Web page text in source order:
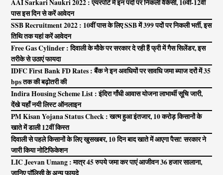
AAI Sarkari Naukri 2022 : एयरपोर्ट में इन पदों पर निकली वैकेंसी, 10वीं-12वीं
पास इस दिन से करें आवेदन
SSB Recruitment 2022 : 10वीं पास के लिए SSB में 399 पदों पर निकली भर्ती, इस
तिथि तक यहां करें आवेदन
Free Gas Cylinder : दिवाली के मौके पर सरकार दे रही हैं फ्री में गैस सिलेंडर, इस
तरीके से उठाएं फायदा
IDFC First Bank FD Rates : बैंक ने इन अवधियों पर सावधि जमा ब्याज दरों में 35
bps तक की बढ़ोतरी की
Indira Housing Scheme List : इंदिरा गाँधी आवास योजना लाभार्थी सूचि जारी,
देंखे यहाँ नयी लिस्ट ऑनलाइन
PM Kisan Yojana Status Check : खत्म हुआ इंतजार, 10 करोड़ किसानों के
खाते में डाली 12वीं क‍िस्‍त
दिवाली से पहले किसानों के लिए खुसखबर, 10 दिन बाद खाते में आएगा पैसा! सरकार ने
जारी किया नोटिफिकेशन
LIC Jeevan Umang : मात्र 45 रुपये जमा कर पाएं आजीवन 36 हजार सालाना,